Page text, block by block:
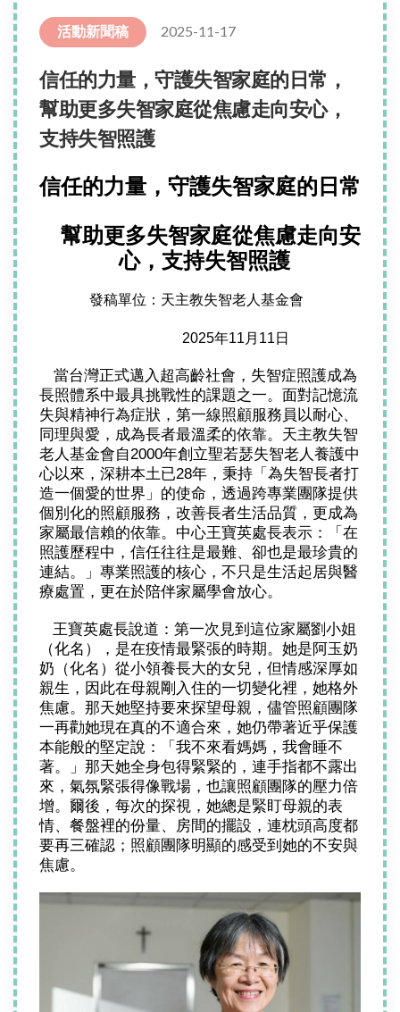
活動新聞稿 2025-11-17
信任的力量，守護失智家庭的日常，
幫助更多失智家庭從焦慮走向安心，
支持失智照護
信任的力量，守護失智家庭的日常
幫助更多失智家庭從焦慮走向安
心，支持失智照護
發稿單位：天主教失智老人基金會
2025年11月11日
當台灣正式邁入超高齡社會，失智症照護成為
長照體系中最具挑戰性的課題之一。面對記憶流
失與精神行為症狀，第一線照顧服務員以耐心、
同理與愛，成為長者最溫柔的依靠。天主教失智
老人基金會自2000年創立聖若瑟失智老人養護中
心以來，深耕本土已28年，秉持「為失智長者打
造一個愛的世界」的使命，透過跨專業團隊提供
個別化的照顧服務，改善長者生活品質，更成為
家屬最信賴的依靠。中心王寶英處長表示：「在
照護歷程中，信任往往是最難、卻也是最珍貴的
連結。」專業照護的核心，不只是生活起居與醫
療處置，更在於陪伴家屬學會放心。
王寶英處長說道：第一次見到這位家屬劉小姐
（化名），是在疫情最緊張的時期。她是阿玉奶
奶（化名）從小領養長大的女兒，但情感深厚如
親生，因此在母親剛入住的一切變化裡，她格外
焦慮。那天她堅持要來探望母親，儘管照顧團隊
一再勸她現在真的不適合來，她仍帶著近乎保護
本能般的堅定說：「我不來看媽媽，我會睡不
著。」那天她全身包得緊緊的，連手指都不露出
來，氣氛緊張得像戰場，也讓照顧團隊的壓力倍
增。爾後，每次的探視，她總是緊盯母親的表
情、餐盤裡的份量、房間的擺設，連枕頭高度都
要再三確認；照顧團隊明顯的感受到她的不安與
焦慮。